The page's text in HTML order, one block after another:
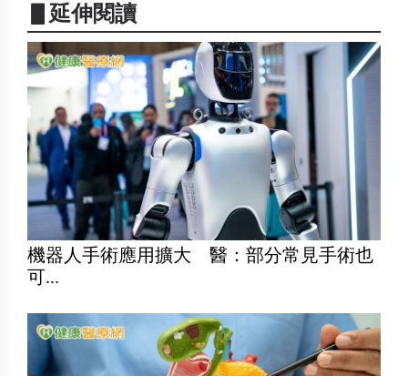
▋延伸閱讀
機器人手術應用擴大 醫：部分常見手術也
可...